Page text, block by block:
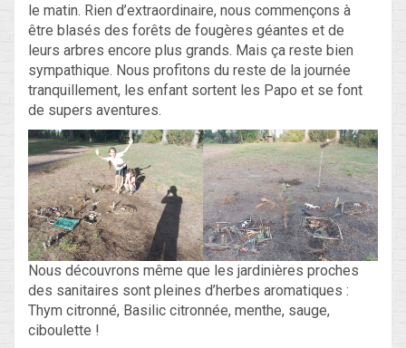
le matin. Rien d’extraordinaire, nous commençons à
être blasés des forêts de fougères géantes et de
leurs arbres encore plus grands. Mais ça reste bien
sympathique. Nous profitons du reste de la journée
tranquillement, les enfant sortent les Papo et se font
de supers aventures.
Nous découvrons même que les jardinières proches
des sanitaires sont pleines d’herbes aromatiques :
Thym citronné, Basilic citronnée, menthe, sauge,
ciboulette !